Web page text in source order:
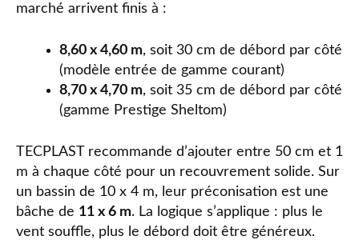
marché arrivent finis à :
8,60 x 4,60 m, soit 30 cm de débord par côté
(modèle entrée de gamme courant)
8,70 x 4,70 m, soit 35 cm de débord par côté
(gamme Prestige Sheltom)
TECPLAST recommande d’ajouter entre 50 cm et 1
m à chaque côté pour un recouvrement solide. Sur
un bassin de 10 x 4 m, leur préconisation est une
bâche de 11 x 6 m. La logique s’applique : plus le
vent souffle, plus le débord doit être généreux.